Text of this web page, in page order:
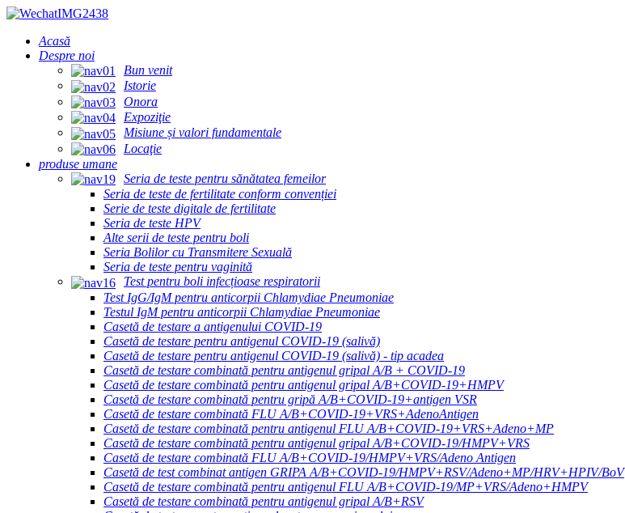
Acasă
Despre noi
Bun venit
Istorie
Onora
Expoziţie
Misiune și valori fundamentale
Locaţie
produse umane
Seria de teste pentru sănătatea femeilor
Seria de teste de fertilitate conform convenției
Serie de teste digitale de fertilitate
Seria de teste HPV
Alte serii de teste pentru boli
Seria Bolilor cu Transmitere Sexuală
Seria de teste pentru vaginită
Test pentru boli infecțioase respiratorii
Test IgG/IgM pentru anticorpii Chlamydiae Pneumoniae
Testul IgM pentru anticorpii Chlamydiae Pneumoniae
Casetă de testare a antigenului COVID-19
Casetă de testare pentru antigenul COVID-19 (salivă)
Casetă de testare pentru antigenul COVID-19 (salivă) - tip acadea
Casetă de testare combinată pentru antigenul gripal A/B + COVID-19
Casetă de testare combinată pentru antigenul gripal A/B+COVID-19+HMPV
Casetă de testare combinată pentru gripă A/B+COVID-19+antigen VSR
Casetă de testare combinată FLU A/B+COVID-19+VRS+AdenoAntigen
Casetă de testare combinată pentru antigenul FLU A/B+COVID-19+VRS+Adeno+MP
Casetă de testare combinată pentru antigenul gripal A/B+COVID-19/HMPV+VRS
Casetă de testare combinată FLU A/B+COVID-19/HMPV+VRS/Adeno Antigen
Casetă de test combinat antigen GRIPA A/B+COVID-19/HMPV+RSV/Adeno+MP/HRV+HPIV/BoV
Casetă de testare combinată pentru antigenul FLU A/B+COVID-19/MP+VRS/Adeno+HMPV
Casetă de testare combinată pentru antigenul gripal A/B+RSV